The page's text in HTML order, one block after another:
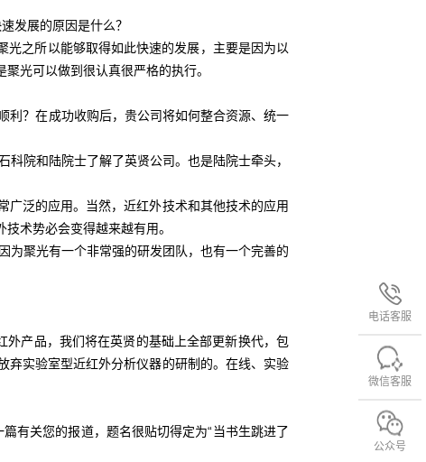
电话客服
微信客服
公众号
发展的原因是什么？
之所以能够取得如此快速的发展，主要是因为以
光可以做到很认真很严格的执行。
？在成功收购后，贵公司将如何整合资源、统一
院和陆院士了解了英贤公司。也是陆院士牵头，
泛的应用。当然，近红外技术和其他技术的应用
术势必会变得越来越有用。
聚光有一个非常强的研发团队，也有一个完善的
产品，我们将在英贤的基础上全部更新换代，包
弃实验室型近红外分析仪器的研制的。在线、实验
关您的报道，题名很贴切得定为“当书生跳进了